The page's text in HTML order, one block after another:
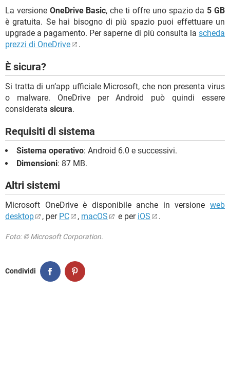
La versione OneDrive Basic, che ti offre uno spazio da 5 GB
è gratuita. Se hai bisogno di più spazio puoi effettuare un
upgrade a pagamento. Per saperne di più consulta la scheda
prezzi di OneDrive
.
È sicura?
Si tratta di un’app ufficiale Microsoft, che non presenta virus
o malware. OneDrive per Android può quindi essere
considerata sicura.
Requisiti di sistema
Sistema operativo: Android 6.0 e successivi.
Dimensioni: 87 MB.
Altri sistemi
Microsoft OneDrive è disponibile anche in versione web
desktop
, per PC , macOS e per iOS .
Foto: © Microsoft Corporation.
Condividi